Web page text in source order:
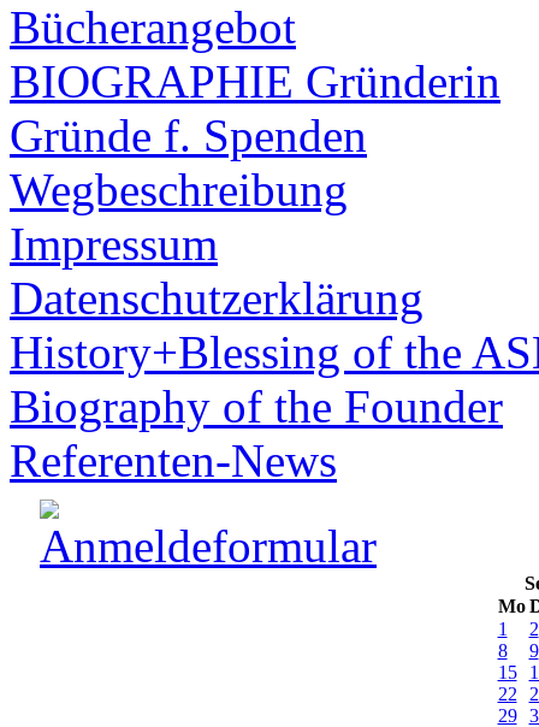
Bücherangebot
BIOGRAPHIE Gründerin
Gründe f. Spenden
Wegbeschreibung
Impressum
Datenschutzerklärung
History+Blessing of the
Biography of the Founder
Referenten-News
Mo
1
2
8
9
15
22
29